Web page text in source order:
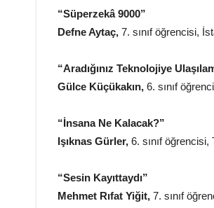
“Süperzekâ 9000”
Defne Aytaç, 7. sınıf öğrencisi,
“Aradığınız Teknolojiye
Gülce Küçükakın, 6. sınıf
“İnsana Ne Kalacak?”
Işıknas Gürler, 6. sınıf
“Sesin Kayıttaydı”
Mehmet Rıfat Yiğit, 7. sınıf